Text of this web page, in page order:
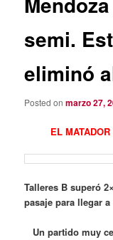
semi.
eliminó
Posted onmarzo 27,
EL
Talleres B superó
pasaje para llegar
Un partido muy